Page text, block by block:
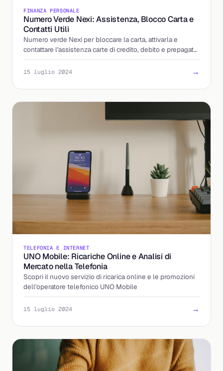
FINANZA PERSONALE
Numero Verde Nexi: Assistenza, Blocco Carta e
Contatti Utili
Numero verde Nexi per bloccare la carta, attivarla e
contattare l'assistenza carte di credito, debito e prepagate,
con numeri e orari aggiornati.
15 luglio 2024 →
TELEFONIA E INTERNET
UNO Mobile: Ricariche Online e Analisi di
Mercato nella Telefonia
Scopri il nuovo servizio di ricarica online e le promozioni
dell'operatore telefonico UNO Mobile
15 luglio 2024 →